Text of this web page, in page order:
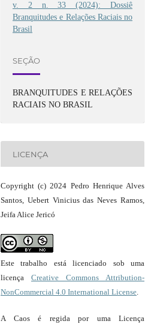
v. 2 n. 33 (2024): Dossiê
Branquitudes e Relações Raciais no
Brasil
SEÇÃO
BRANQUITUDES E RELAÇÕES
RACIAIS NO BRASIL
LICENÇA
Copyright (c) 2024 Pedro Henrique Alves
Santos, Uebert Vinicius das Neves Ramos,
Jeifa Alice Jericó
Este trabalho está licenciado sob uma
licença Creative Commons Attribution-
NonCommercial 4.0 International License.
A Caos é regida por uma Licença